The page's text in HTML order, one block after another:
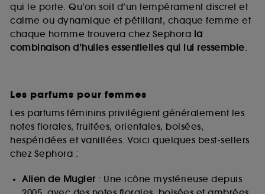
qui le porte. Qu’on soit d’un tempérament discret et
calme ou dynamique et pétillant, chaque femme et
chaque homme trouvera chez Sephora la
combinaison d’huiles essentielles qui lui ressemble.
Les parfums pour femmes
Les parfums féminins privilégient généralement les
notes florales, fruitées, orientales, boisées,
hespéridées et vanillées. Voici quelques best-sellers
chez Sephora :
Alien de Mugler: Une icône mystérieuse depuis